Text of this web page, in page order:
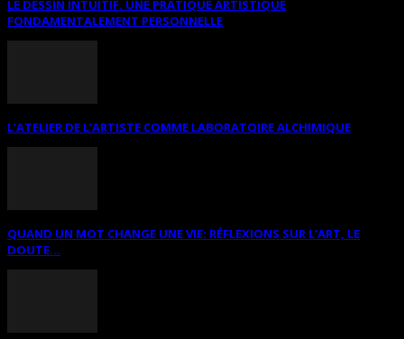
LE DESSIN INTUITIF. UNE PRATIQUE ARTISTIQUE
FONDAMENTALEMENT PERSONNELLE
L’ATELIER DE L’ARTISTE COMME LABORATOIRE ALCHIMIQUE
QUAND UN MOT CHANGE UNE VIE: RÉFLEXIONS SUR L’ART, LE
DOUTE...